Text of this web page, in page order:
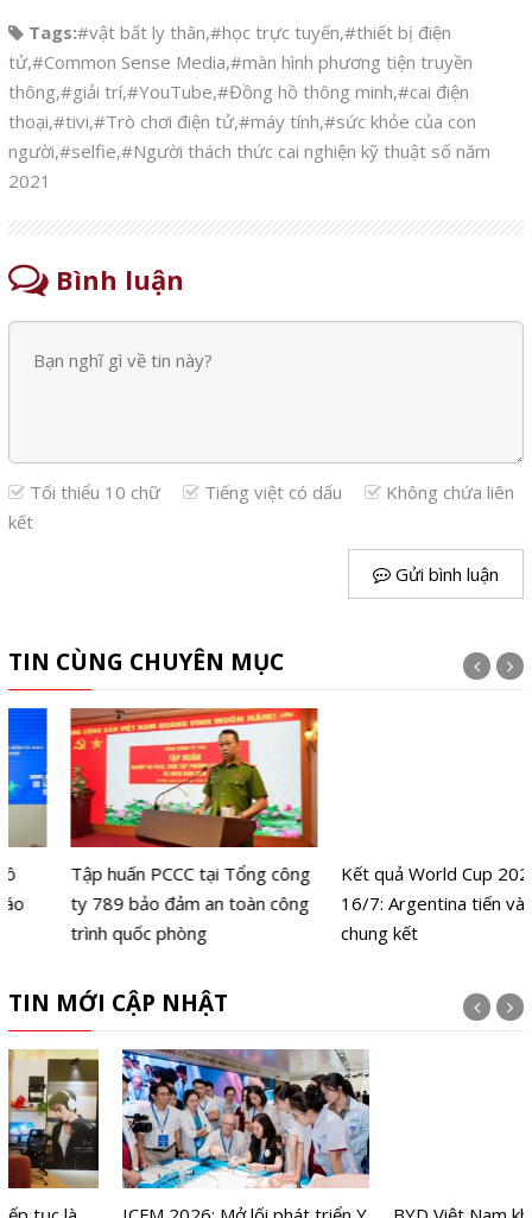
Tags:#vật bất ly thân,#học trực tuyến,#thiết bị điện
tử,#Common Sense Media,#màn hình phương tiện truyền
thông,#giải trí,#YouTube,#Đồng hồ thông minh,#cai điện
thoại,#tivi,#Trò chơi điện tử,#máy tính,#sức khỏe của con
người,#selfie,#Người thách thức cai nghiện kỹ thuật số năm
2021
Bình luận
Tối thiểu 10 chữ Tiếng việt có dấu
Không chứa liên
kết
Gửi bình luận
TIN CÙNG CHUYÊN MỤC
Tập huấn PCCC tại Tổng công
ty 789 bảo đảm an toàn công
trình quốc phòng
Kết quả World Cup 2026 ngày
16/7: Argentina tiến vào
chung kết
TIN MỚI CẬP NHẬT